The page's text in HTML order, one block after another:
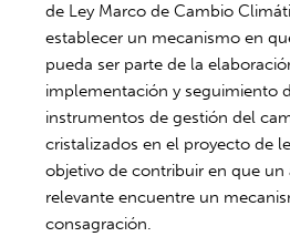
de Ley Marco de Cambio
establecer un mecanismo en
pueda ser parte de la
implementación y seguimiento
instrumentos de gestión del
cristalizados en el proyecto de
objetivo de contribuir en que un
relevante encuentre un
consagración.